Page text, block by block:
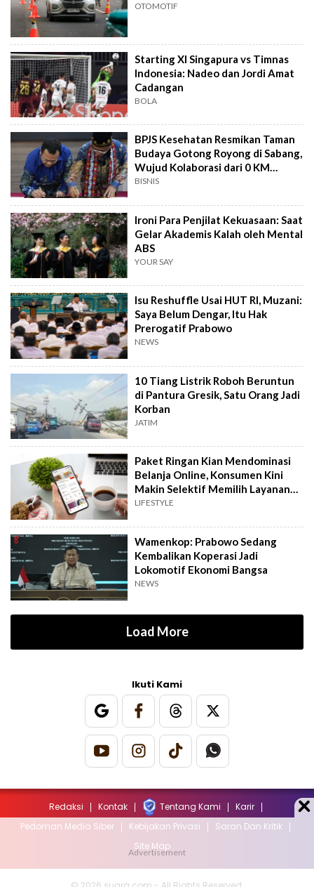
OTOMOTIF
Starting XI Singapura vs Timnas
Indonesia: Nadeo dan Jordi Amat
Cadangan
BOLA
BPJS Kesehatan Resmikan Taman
Budaya Gotong Royong di Sabang,
Wujud Kolaborasi dari 0 KM
Indonesia
BISNIS
Ironi Para Penjilat Kekuasaan: Saat
Gelar Akademis Kalah oleh Mental
ABS
YOUR SAY
Isu Reshuffle Usai HUT RI, Muzani:
Saya Belum Dengar, Itu Hak
Prerogatif Prabowo
NEWS
10 Tiang Listrik Roboh Beruntun
di Pantura Gresik, Satu Orang Jadi
Korban
JATIM
Paket Ringan Kian Mendominasi
Belanja Online, Konsumen Kini
Makin Selektif Memilih Layanan
Kirim
LIFESTYLE
Wamenkop: Prabowo Sedang
Kembalikan Koperasi Jadi
Lokomotif Ekonomi Bangsa
NEWS
Load More
Ikuti Kami
Redaksi Kontak Tentang Kami
Karir
Pedoman Media Siber
Kebijakan Privasi
Saran Dan Kritik
Site Map